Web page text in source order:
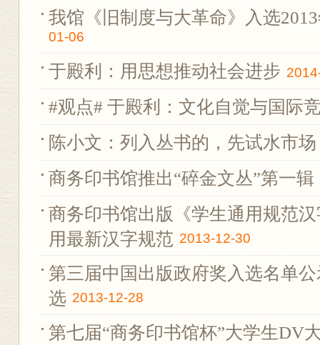
我馆《旧制度与大革命》入选
01-06
于殿利：用思想推动社会进步
#观点# 于殿利：文化自觉与国际
陈小文：列入丛书的，先试水市场
商务印书馆推出“碎金文丛”第一辑
商务印书馆出版《学生通用规范
用最新汉字规范 2013-12-30
第三届中国出版政府奖入选名单
选 2013-12-28
第七届“商务印书馆杯”大学生DV